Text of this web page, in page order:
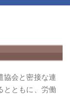
協会と密接な連
とともに、労働